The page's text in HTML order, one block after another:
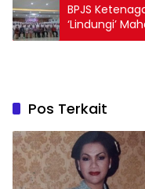
BPJS
‘Lindungi’
Pos Terkait